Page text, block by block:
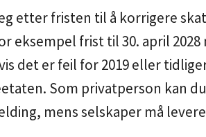
etter fristen til å korrigere
eksempel frist til 30. april
det er feil for 2019 eller
Som privatperson kan
mens selskaper må